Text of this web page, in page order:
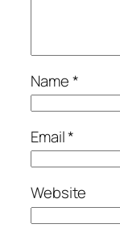
Name*
Email*
Website